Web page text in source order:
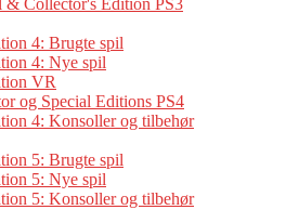
& Collector's Edition PS3
4: Brugte spil
4: Nye spil
VR
og Special Editions PS4
4: Konsoller og tilbehør
5: Brugte spil
5: Nye spil
5: Konsoller og tilbehør